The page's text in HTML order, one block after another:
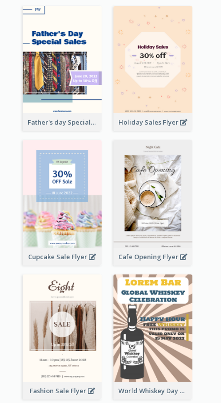
Father's day Special Sale Flyer Holiday Sales Flyer
Cupcake Sale Flyer Cafe Opening Flyer
Fashion Sale Flyer World Whiskey Day Promotion Flyer